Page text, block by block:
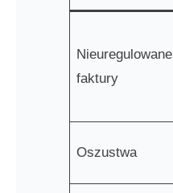
Nieuregulowane
faktury
Oszustwa